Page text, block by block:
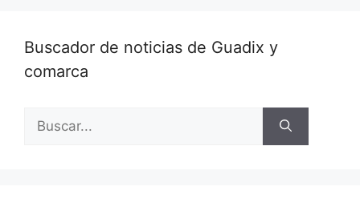
Buscador de noticias de Guadix y
comarca